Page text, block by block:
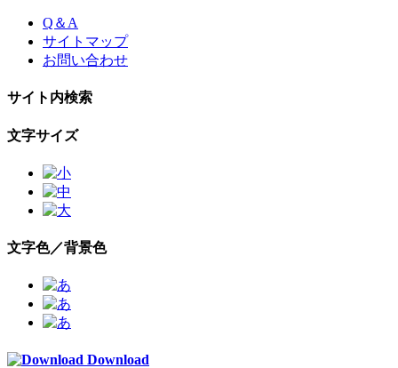
Skip
content
Q＆A
サイトマップ
お問い合わせ
サイト内検索
文字サイズ
文字色／背景色
Download